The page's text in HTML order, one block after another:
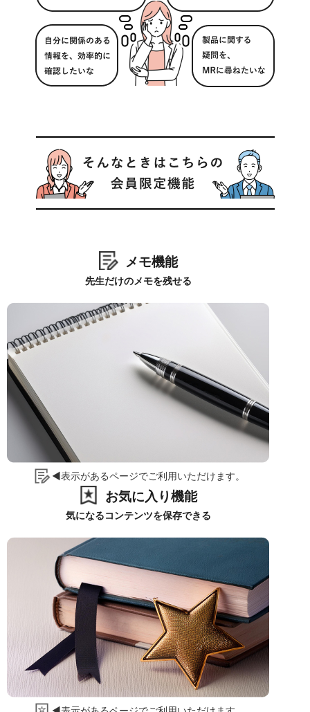
メモ機能
先生だけのメモを残せる
◀表示があるページでご利用いただけます。
お気に入り機能
気になるコンテンツを保存できる